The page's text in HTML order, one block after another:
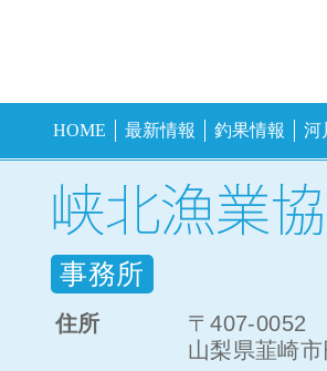
HOME 最新情報 釣果情報 河
事務所
住所
〒407-0052
山梨県韮崎